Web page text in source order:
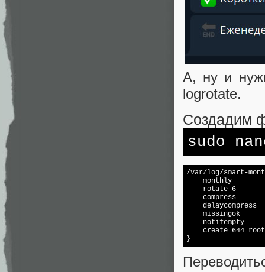
А, ну и
logrotate.
Создадим
sudo
/var/log/smart-
    monthly
    rotate 6
    compress
    delaycompress
    missingok
    notifempty
create 644